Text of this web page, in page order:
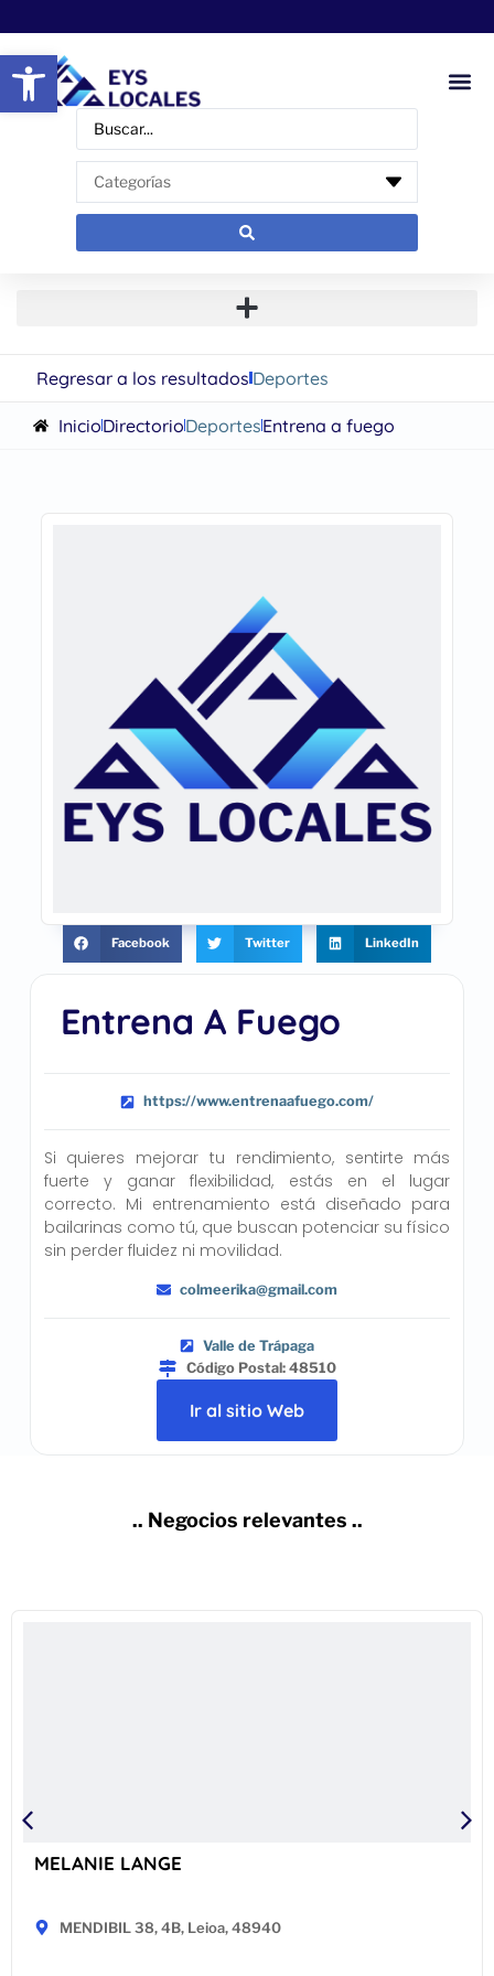
Abrir barra de herramientas
Regresar a los resultadosDeportes
InicioDirectorioDeportesEntrena a fuego
Entrena A Fuego
https://www.entrenaafuego.com/
Si quieres mejorar tu rendimiento, sentirte más
fuerte y ganar flexibilidad, estás en el lugar
correcto. Mi entrenamiento está diseñado para
bailarinas como tú, que buscan potenciar su físico
sin perder fluidez ni movilidad.
colmeerika@gmail.com
Valle de Trápaga
Código Postal: 48510
Ir al sitio Web
Facebook Twitter LinkedIn
.. Negocios relevantes ..
MELANIE LANGE
MENDIBIL 38, 4B, Leioa, 48940